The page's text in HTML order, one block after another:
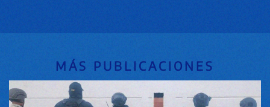
MÁS PUBLICACIONES